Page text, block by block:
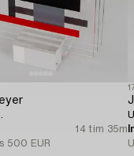
14 tim 35m
500 EUR